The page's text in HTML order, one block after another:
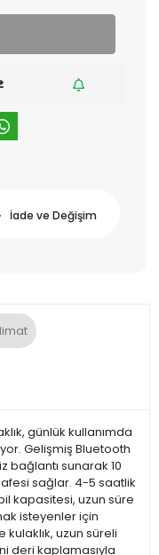
İade ve Değişim
günlük kullanımda
Gelişmiş Bluetooth
bağlantı sunarak 10
sağlar. 4-5 saatlik
kapasitesi, uzun süre
isteyenler için
uzun süreli
deri kaplamasıyla